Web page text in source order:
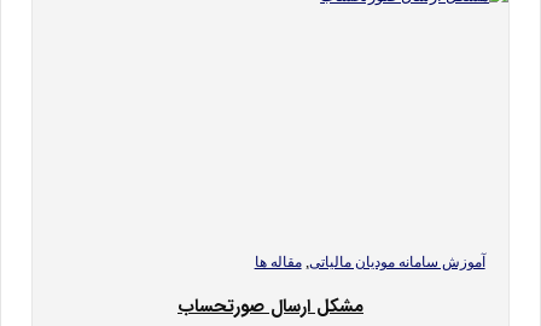
آموزش سامانه مودیان مالیاتی ,مقاله ها
مشکل ارسال صورتحساب